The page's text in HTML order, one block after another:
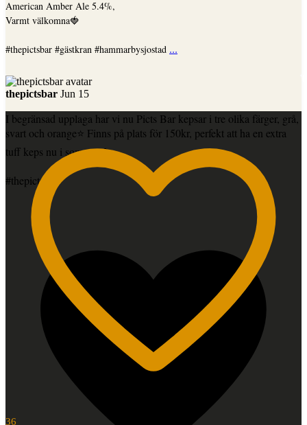
American Amber Ale 5.4%,
Varmt välkomna🍓
#thepictsbar #gästkran #hammarbysjostad ...
36
thepictsbar Jun 15
I begränsad upplaga har vi nu Picts Bar kepsar i tre olika färger, grå,
svart och orange⭐️ Finns på plats för 150kr, perfekt att ha en extra
tuff keps nu i sommar🍻
#thepictsbar